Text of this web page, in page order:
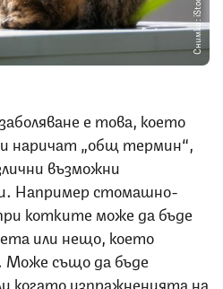
Снимка: iStock
е това, което
наричат „общ термин“,
възможни
Например стомашно-
котките може да бъде
или нещо, което
Може също да бъде
когато изпражненията на